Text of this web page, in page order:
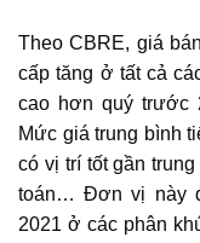
Theo CBRE, giá
cấp tăng ở tất cả
cao hơn quý trước
Mức giá trung bình
có vị trí tốt gần
toán… Đơn vị này
2021 ở các phân